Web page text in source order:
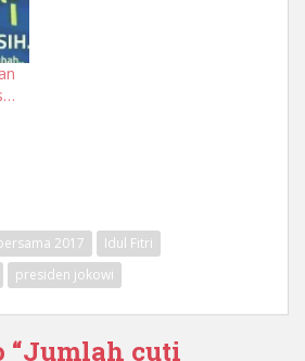
2017
Idul Fitri
presiden jokowi
“Jumlah cuti